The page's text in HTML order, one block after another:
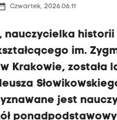
Czwartek, 2026.06.11
nauczycielka historii
im.
Krakowie, została
jest